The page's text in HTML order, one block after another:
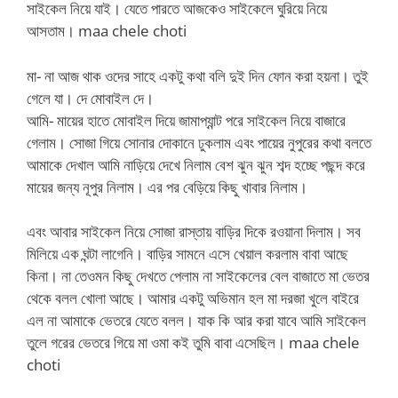
সাইকেল নিয়ে যাই। যেতে পারতে আজকেও সাইকেলে ঘুরিয়ে নিয়ে
আসতাম। maa chele choti
মা- না আজ থাক ওদের সাহে একটু কথা বলি দুই দিন ফোন করা হয়না। তুই
গেলে যা। দে মোবাইল দে।
আমি- মায়ের হাতে মোবাইল দিয়ে জামাপ্যান্ট পরে সাইকেল নিয়ে বাজারে
গেলাম। সোজা গিয়ে সোনার দোকানে ঢুকলাম এবং পায়ের নুপুরের কথা বলতে
আমাকে দেখাল আমি নাড়িয়ে দেখে নিলাম বেশ ঝুন ঝুন শব্দ হচ্ছে পছন্দ করে
মায়ের জন্য নূপুর নিলাম। এর পর বেড়িয়ে কিছু খাবার নিলাম।
এবং আবার সাইকেল নিয়ে সোজা রাস্তায় বাড়ির দিকে রওয়ানা দিলাম। সব
মিলিয়ে এক ঘন্টা লাগেনি। বাড়ির সামনে এসে খেয়াল করলাম বাবা আছে
কিনা। না তেওমন কিছু দেখতে পেলাম না সাইকেলের বেল বাজাতে মা ভেতর
থেকে বলল খোলা আছে। আমার একটু অভিমান হল মা দরজা খুলে বাইরে
এল না আমাকে ভেতরে যেতে বলল। যাক কি আর করা যাবে আমি সাইকেল
তুলে গরের ভেতরে গিয়ে মা ওমা কই তুমি বাবা এসেছিল। maa chele
choti